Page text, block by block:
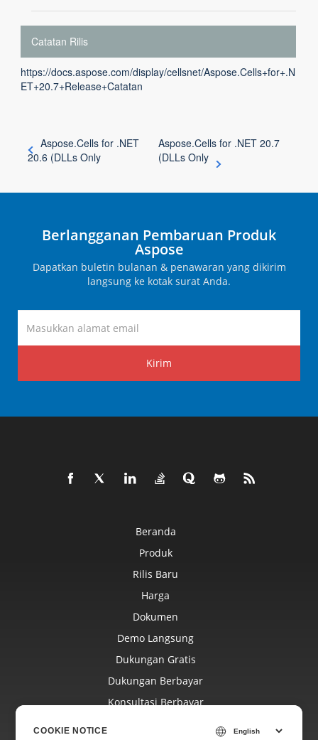
Catatan Rilis
https://docs.aspose.com/display/cellsnet/Aspose.Cells+for+.N
ET+20.7+Release+Catatan
Aspose.Cells for .NET
20.6 (DLLs Only
Aspose.Cells for .NET 20.7
(DLLs Only
Berlangganan Pembaruan Produk
Aspose
Dapatkan buletin bulanan & penawaran yang dikirim
langsung ke kotak surat Anda.
Kirim
Beranda
Produk
Rilis Baru
Harga
Dokumen
Demo Langsung
Dukungan Gratis
Dukungan Berbayar
Konsultasi Berbayar
COOKIE NOTICE